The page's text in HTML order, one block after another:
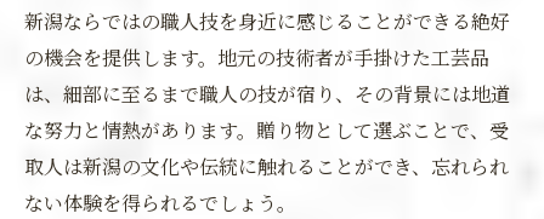
新潟ならではの職人技を身近に感じることができる絶好
の機会を提供します。地元の技術者が手掛けた工芸品
は、細部に至るまで職人の技が宿り、その背景には地道
な努力と情熱があります。贈り物として選ぶことで、受
取人は新潟の文化や伝統に触れることができ、忘れられ
ない体験を得られるでしょう。